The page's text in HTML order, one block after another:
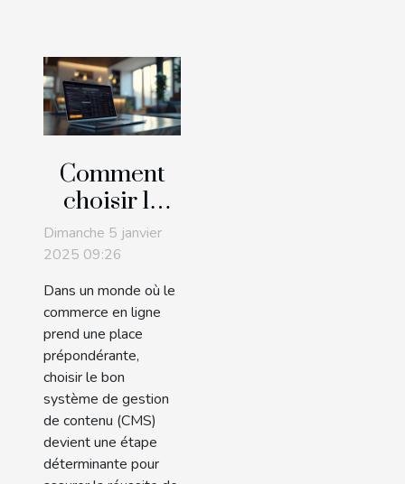
Comment
choisir le
bon CMS
pour votre
entreprise
en ligne
Dimanche 5 janvier
2025 09:26
Dans un monde où le
commerce en ligne
prend une place
prépondérante,
choisir le bon
système de gestion
de contenu (CMS)
devient une étape
déterminante pour